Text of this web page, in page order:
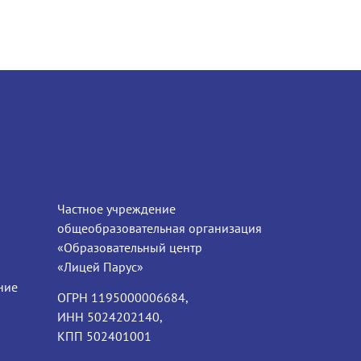
Частное учреждение
общеобразовательная организация
«Образовательный центр
«Лицей Парус»
ОГРН 1195000006684,
ИНН 5024202140,
КПП 502401001